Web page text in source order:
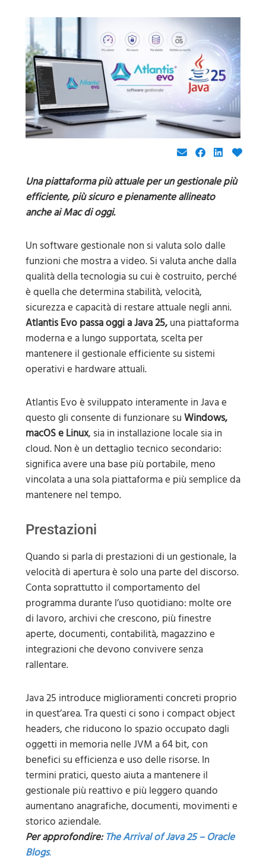
Una piattaforma più attuale per un gestionale più
efficiente, più sicuro e pienamente allineato
anche ai Mac di oggi.
Un software gestionale non si valuta solo dalle
funzioni che mostra a video. Si valuta anche dalla
qualità della tecnologia su cui è costruito, perché
è quella che determina stabilità, velocità,
sicurezza e capacità di restare attuale negli anni.
Atlantis Evo passa oggi a Java 25,una piattaforma
moderna e a lungo supportata, scelta per
mantenere il gestionale efficiente su sistemi
operativi e hardware attuali.
Atlantis Evo è sviluppato interamente in Java e
questo gli consente di funzionare suWindows,
macOS e Linux, sia in installazione locale sia in
cloud. Non è un dettaglio tecnico secondario:
significa avere una base più portabile, meno
vincolata a una sola piattaforma e più semplice da
mantenere nel tempo.
Prestazioni
Quando si parla di prestazioni di un gestionale, la
velocità di apertura è solo una parte del discorso.
Conta soprattutto il comportamento del
programma durante l’uso quotidiano: molte ore
di lavoro, archivi che crescono, più finestre
aperte, documenti, contabilità, magazzino e
integrazioni che devono convivere senza
rallentare.
Java 25 introduce miglioramenti concreti proprio
in quest’area. Tra questi ci sono i compact object
headers, che riducono lo spazio occupato dagli
oggetti in memoria nelle JVM a 64 bit, con
benefici su efficienza e uso delle risorse. In
termini pratici, questo aiuta a mantenere il
gestionale più reattivo e più leggero quando
aumentano anagrafiche, documenti, movimenti e
storico aziendale.
Per approfondire:The Arrival of Java 25 – Oracle
Blogs.